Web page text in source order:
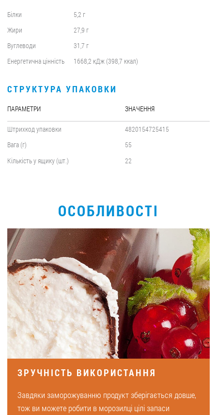
Білки
5,2 г
Жири
27,9 г
Вуглеводи
31,7 г
Енергетична цінність
1668,2 кДж (398,7 ккал)
СТРУКТУРА УПАКОВКИ
ПАРАМЕТРИ ЗНАЧЕННЯ
Штрихкод упаковки
4820154725415
Вага (г)
55
Кількість у ящику (шт.)
22
ОСОБЛИВОСТІ
ЗРУЧНІСТЬ ВИКОРИСТАННЯ
Завдяки заморожуванню продукт зберігається довше,
тож ви можете робити в морозилці цілі запаси